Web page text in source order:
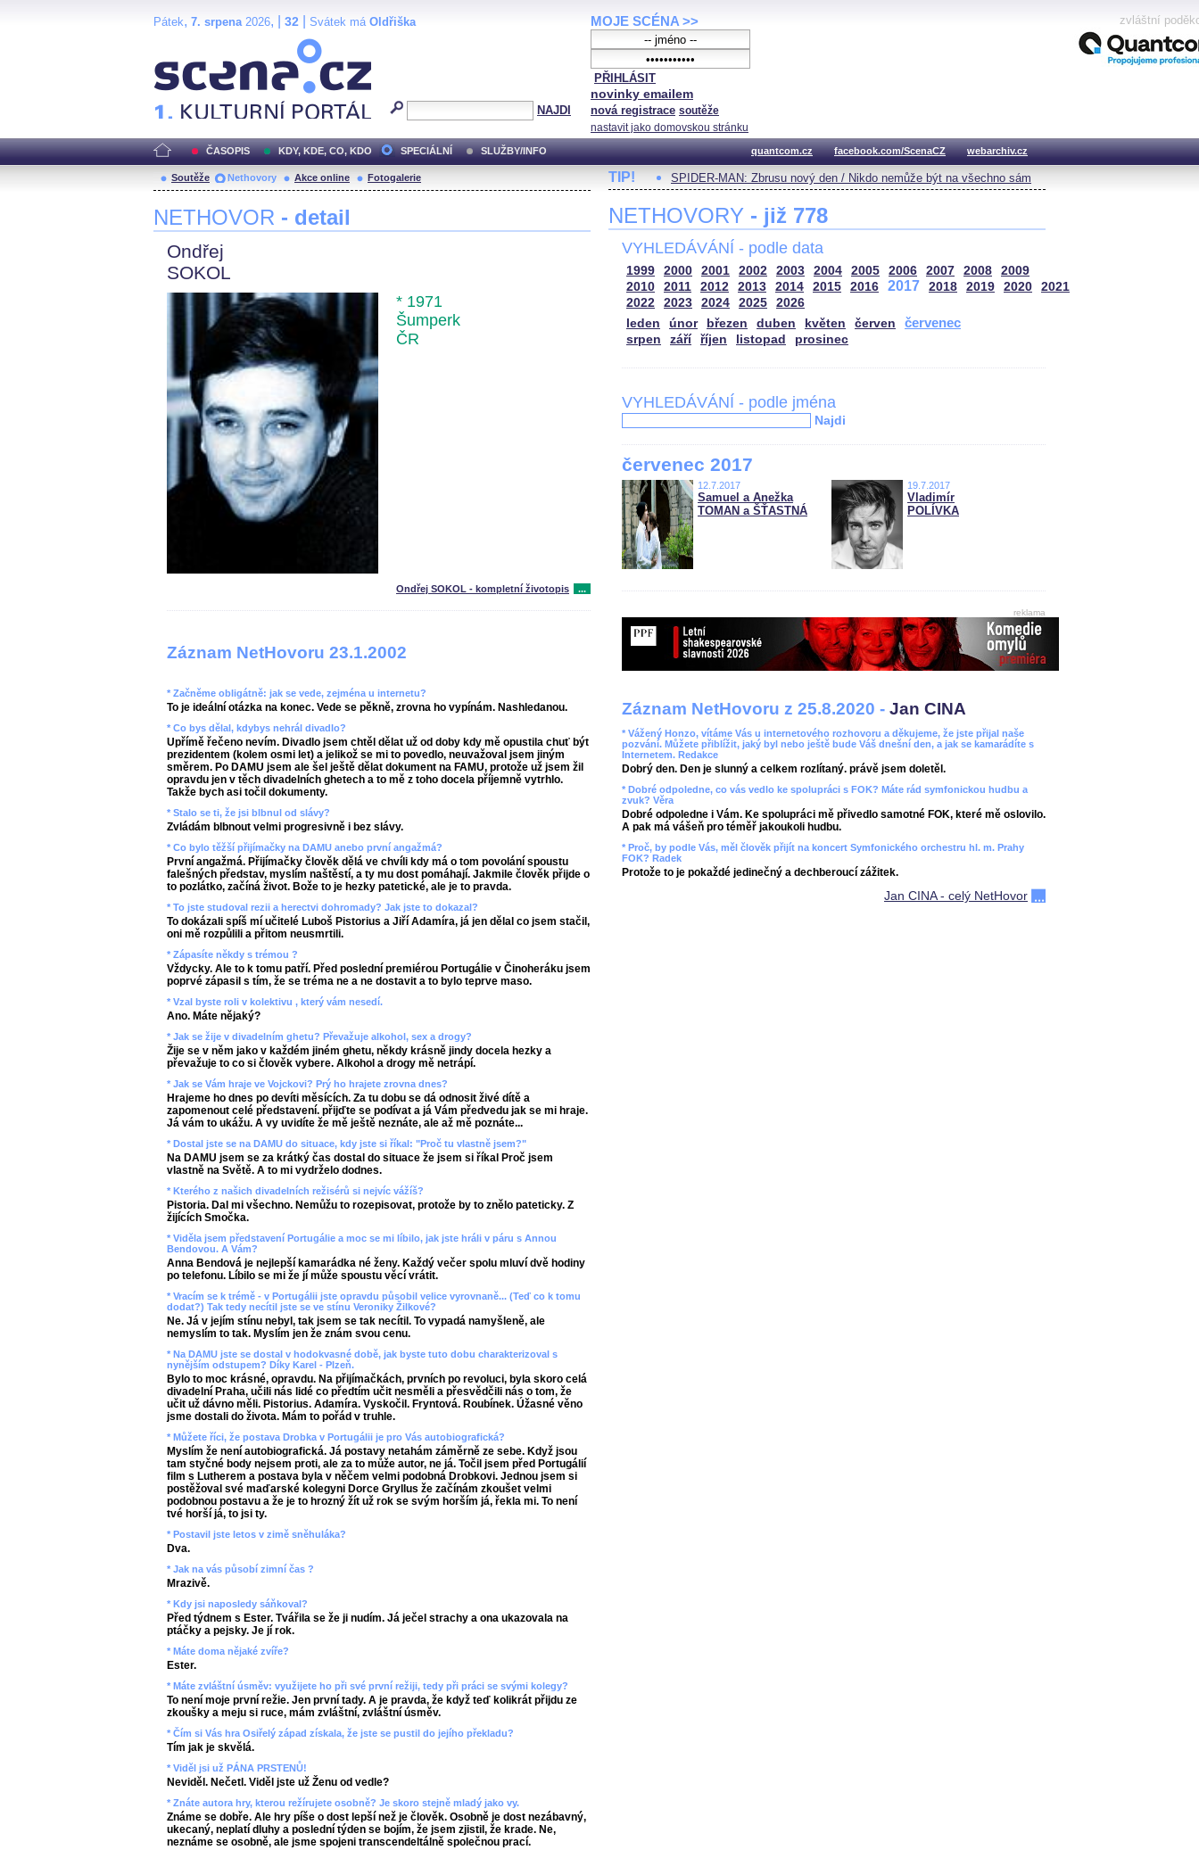
Pátek, 7. srpena2026, | 32 Svátek má Oldřiška
NAJDI
MOJE SCÉNA >>
PŘIHLÁSIT
novinky emailem
nová registrace soutěže
nastavit jako domovskou stránku
zvláštní
ČASOPIS KDY, KDE, CO, KDO SPECIÁLNÍ SLUŽBY/INFO quantcom.cz facebook.com/ScenaCZ webarchiv.cz
Soutěže Nethovory Akce online Fotogalerie
NETHOVOR - detail
Ondřej
SOKOL
* 1971
Šumperk
ČR
Ondřej SOKOL - kompletní životopis ...
Záznam NetHovoru 23.1.2002
* Začněme obligátně: jak se vede, zejména u internetu?
To je ideální otázka na konec. Vede se pěkně, zrovna ho vypínám. Nashledanou.
* Co bys dělal, kdybys nehrál divadlo?
Upřímě řečeno nevím. Divadlo jsem chtěl dělat už od doby kdy mě opustila chuť být
prezidentem (kolem osmi let) a jelikož se mi to povedlo, neuvažoval jsem jiným
směrem. Po DAMU jsem ale šel ještě dělat dokument na FAMU, protože už jsem žil
opravdu jen v těch divadelních ghetech a to mě z toho docela příjemně vytrhlo.
Takže bych asi točil dokumenty.
* Stalo se ti, že jsi blbnul od slávy?
Zvládám blbnout velmi progresivně i bez slávy.
* Co bylo těžší přijímačky na DAMU anebo první angažmá?
První angažmá. Přijímačky člověk dělá ve chvíli kdy má o tom povolání spoustu
falešných představ, myslím naštěstí, a ty mu dost pomáhají. Jakmile člověk přijde o
to pozlátko, začíná život. Bože to je hezky patetické, ale je to pravda.
* To jste studoval rezii a herectvi dohromady? Jak jste to dokazal?
To dokázali spíš mí učitelé Luboš Pistorius a Jiří Adamíra, já jen dělal co jsem stačil,
oni mě rozpůlili a přitom neusmrtili.
* Zápasíte někdy s trémou ?
Vždycky. Ale to k tomu patří. Před poslední premiérou Portugálie v Činoheráku jsem
poprvé zápasil s tím, že se tréma ne a ne dostavit a to bylo teprve maso.
* Vzal byste roli v kolektivu , který vám nesedí.
Ano. Máte nějaký?
* Jak se žije v divadelním ghetu? Převažuje alkohol, sex a drogy?
Žije se v něm jako v každém jiném ghetu, někdy krásně jindy docela hezky a
převažuje to co si člověk vybere. Alkohol a drogy mě netrápí.
* Jak se Vám hraje ve Vojckovi? Prý ho hrajete zrovna dnes?
Hrajeme ho dnes po devíti měsících. Za tu dobu se dá odnosit živé dítě a
zapomenout celé představení. přijďte se podívat a já Vám předvedu jak se mi hraje.
Já vám to ukážu. A vy uvidíte že mě ještě neznáte, ale až mě poznáte...
* Dostal jste se na DAMU do situace, kdy jste si říkal: "Proč tu vlastně jsem?"
Na DAMU jsem se za krátký čas dostal do situace že jsem si říkal Proč jsem
vlastně na Světě. A to mi vydrželo dodnes.
* Kterého z našich divadelních režisérů si nejvíc vážíš?
Pistoria. Dal mi všechno. Nemůžu to rozepisovat, protože by to znělo pateticky. Z
žijících Smočka.
* Viděla jsem představení Portugálie a moc se mi líbilo, jak jste hráli v páru s Annou
Bendovou. A Vám?
Anna Bendová je nejlepší kamarádka né ženy. Každý večer spolu mluví dvě hodiny
po telefonu. Líbilo se mi že jí může spoustu věcí vrátit.
* Vracím se k trémě - v Portugálii jste opravdu působil velice vyrovnaně... (Teď co k tomu
dodat?) Tak tedy necítil jste se ve stínu Veroniky Žilkové?
Ne. Já v jejím stínu nebyl, tak jsem se tak necítil. To vypadá namyšleně, ale
nemyslím to tak. Myslím jen že znám svou cenu.
* Na DAMU jste se dostal v hodokvasné době, jak byste tuto dobu charakterizoval s
nynějším odstupem? Díky Karel - Plzeň.
Bylo to moc krásné, opravdu. Na přijímačkách, prvních po revoluci, byla skoro celá
divadelní Praha, učili nás lidé co předtím učit nesměli a přesvědčili nás o tom, že
učit už dávno měli. Pistorius. Adamíra. Vyskočil. Fryntová. Roubínek. Úžasné věno
jsme dostali do života. Mám to pořád v truhle.
* Můžete říci, že postava Drobka v Portugálii je pro Vás autobiografická?
Myslím že není autobiografická. Já postavy netahám záměrně ze sebe. Když jsou
tam styčné body nejsem proti, ale za to může autor, ne já. Točil jsem před Portugálií
film s Lutherem a postava byla v něčem velmi podobná Drobkovi. Jednou jsem si
postěžoval své maďarské kolegyni Dorce Gryllus že začínám zkoušet velmi
podobnou postavu a že je to hrozný žít už rok se svým horším já, řekla mi. To není
tvé horší já, to jsi ty.
* Postavil jste letos v zimě sněhuláka?
Dva.
* Jak na vás působí zimní čas ?
Mrazivě.
* Kdy jsi naposledy sáňkoval?
Před týdnem s Ester. Tvářila se že ji nudím. Já ječel strachy a ona ukazovala na
ptáčky a pejsky. Je jí rok.
* Máte doma nějaké zvíře?
Ester.
* Máte zvláštní úsměv: využijete ho při své první režiji, tedy při práci se svými kolegy?
To není moje první režie. Jen první tady. A je pravda, že když teď kolikrát přijdu ze
zkoušky a meju si ruce, mám zvláštní, zvláštní úsměv.
* Čím si Vás hra Osiřelý západ získala, že jste se pustil do jejího překladu?
Tím jak je skvělá.
* Viděl jsi už PÁNA PRSTENŮ!
Neviděl. Nečetl. Viděl jste už Ženu od vedle?
* Znáte autora hry, kterou režírujete osobně? Je skoro stejně mladý jako vy.
Známe se dobře. Ale hry píše o dost lepší než je člověk. Osobně je dost nezábavný,
ukecaný, neplatí dluhy a poslední týden se bojím, že jsem zjistil, že krade. Ne,
neznáme se osobně, ale jsme spojeni transcendeltálně společnou prací.
TIP! SPIDER-MAN: Zbrusu nový den / Nikdo nemůže být na všechno sám
NETHOVORY - již 778
VYHLEDÁVÁNÍ - podle data
1999 2000 2001 2002 2003 2004 2005 2006 2007 2008
2009
2010
2011 2012 2013 2014 2015 2016 2017 2018 2019 2020
2021
2022
2023 2024 2025
2026
leden
únor březen duben květen červen červenec
srpen září říjen listopad prosinec
VYHLEDÁVÁNÍ - podle jména
Najdi
červenec 2017
12.7.2017
Samuel a Anežka
TOMAN a ŠŤASTNÁ
19.7.2017
Vladimír
POLÍVKA
reklama
Záznam NetHovoru z 25.8.2020 - Jan CINA
* Vážený Honzo, vítáme Vás u internetového rozhovoru a děkujeme, že jste přijal naše
pozvání. Můžete přiblížit, jaký byl nebo ještě bude Váš dnešní den, a jak se kamarádíte s
Internetem. Redakce
Dobrý den. Den je slunný a celkem rozlítaný. právě jsem doletěl.
* Dobré odpoledne, co vás vedlo ke spolupráci s FOK? Máte rád symfonickou hudbu a
zvuk? Věra
Dobré odpoledne i Vám. Ke spolupráci mě přivedlo samotné FOK, které mě oslovilo.
A pak má vášeň pro téměř jakoukoli hudbu.
* Proč, by podle Vás, měl člověk přijít na koncert Symfonického orchestru hl. m. Prahy
FOK? Radek
Protože to je pokaždé jedinečný a dechberoucí zážitek.
Jan CINA - celý NetHovor